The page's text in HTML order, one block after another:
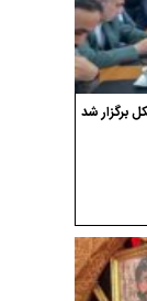
برگزار شد